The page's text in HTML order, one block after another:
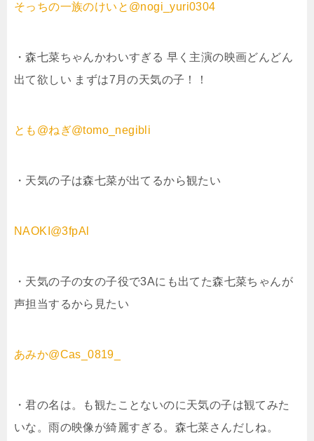
そっちの一族のけいと@nogi_yuri0304
・森七菜ちゃんかわいすぎる 早く主演の映画どんどん
出て欲しい まずは7月の天気の子！！
とも@ねぎ@tomo_negibli
・天気の子は森七菜が出てるから観たい
NAOKI@3fpAl
・天気の子の女の子役で3Aにも出てた森七菜ちゃんが
声担当するから見たい
あみか@Cas_0819_
・君の名は。も観たことないのに天気の子は観てみた
いな。雨の映像が綺麗すぎる。森七菜さんだしね。